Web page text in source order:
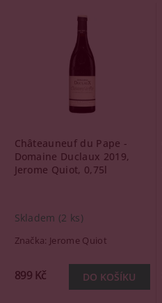
Châteauneuf du Pape -
Domaine Duclaux 2019,
Jerome Quiot, 0,75l
Skladem (2 ks)
Značka: Jerome Quiot
899 Kč